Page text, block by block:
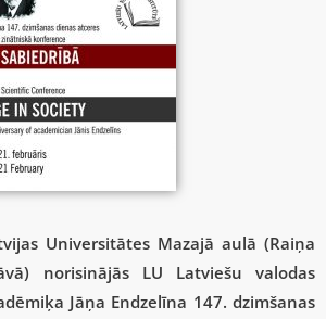
Universitātes Mazajā aulā (Raiņa
norisinājās LU Latviešu valodas
Jāņa Endzelīna 147. dzimšanas